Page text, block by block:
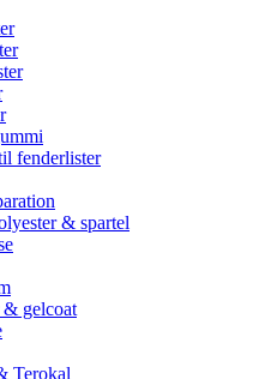
fenderlister
& spartel
& gelcoat
Terokal